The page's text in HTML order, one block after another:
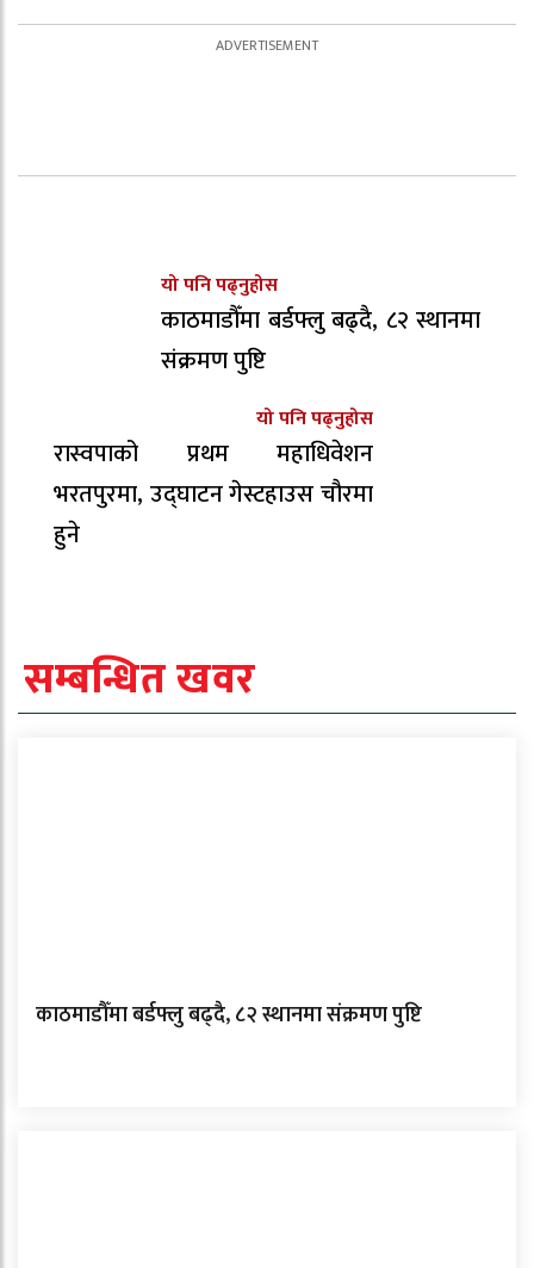
यो पनि पढ्नुहोस
काठमाडौँमा बर्डफ्लु बढ्दै, ८२ स्थानमा
संक्रमण पुष्टि
यो पनि पढ्नुहोस
रास्वपाको प्रथम महाधिवेशन
भरतपुरमा, उद्घाटन गेस्टहाउस चौरमा
हुने
सम्बन्धित खवर
काठमाडौँमा बर्डफ्लु बढ्दै, ८२ स्थानमा संक्रमण पुष्टि